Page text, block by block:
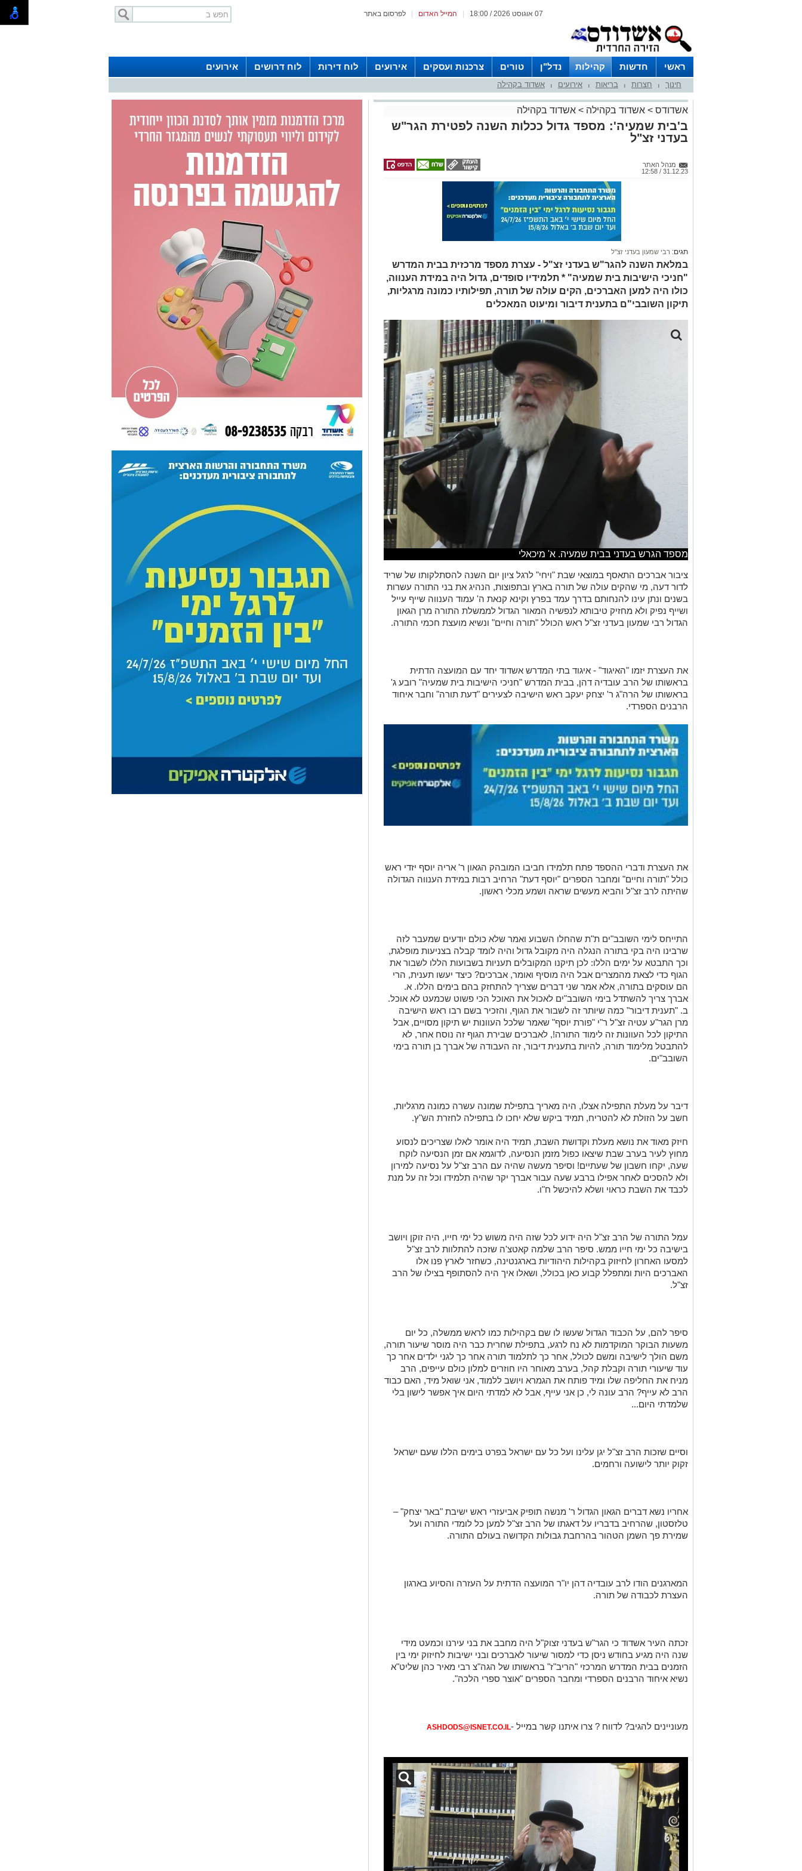
לפרסום באתר המייל האדום 07 אוגוסט 2026 / 18:00
ראשי חדשות קהילות נדל"ן טורים צרכנות ועסקים אירועים לוח דירות לוח דרושים אירועים
חינוך חצרות בריאות אירועים אשדוד בקהילה
אשדודס > אשדוד בקהילה > אשדוד בקהילה
ב'בית שמעיה': מספד גדול ככלות השנה לפטירת הגר"ש
בעדני זצ"ל
מנהל האתר
31.12.23 / 12:58
תגים: רבי שמעון בעדני זצ"ל
במלאת השנה להגר"ש בעדני זצ"ל - עצרת מספד מרכזית בבית המדרש
"חניכי הישיבות בית שמעיה" * תלמידיו סופדים, גדול היה במידת הענווה,
כולו היה למען האברכים, הקים עולה של תורה, תפילותיו כמונה מרגליות,
תיקון השובבי"ם בתענית דיבור ומיעוט המאכלים
מספד הגרש בעדני בבית שמעיה. א' מיכאלי
ציבור אברכים התאסף במוצאי שבת "ויחי" לרגל ציון יום השנה להסתלקותו של שריד
לדור דעה, מי שהקים עולה של תורה בארץ ובתפוצות, הנהיג את בני התורה עשרות
בשנים ונתן עינו להנחותם בדרך עמד בפרץ וקינא קנאת ה' עמוד הענווה שייף עייל
ושייף נפיק ולא מחזיק טיבותא לנפשיה המאור הגדול לממשלת התורה מרן הגאון
הגדול רבי שמעון בעדני זצ"ל ראש הכולל "תורה וחיים" ונשיא מועצת חכמי התורה.
את העצרת יזמו "האיגוד" - איגוד בתי המדרש אשדוד יחד עם המועצה הדתית
בראשותו של הרב עובדיה דהן, בבית המדרש "חניכי הישיבות בית שמעיה" רובע ג'
בראשותו של הרה"ג ר' יצחק יעקב ראש הישיבה לצעירים "דעת תורה" וחבר איחוד
הרבנים הספרדי.
את העצרת ודברי ההספד פתח תלמידו חביבו המובהק הגאון ר' אריה יוסף יזדי ראש
כולל "תורה וחיים" ומחבר הספרים "יוסף דעת" הרחיב רבות במידת הענווה הגדולה
שהיתה לרב זצ"ל והביא מעשים שראה ושמע מכלי ראשון.
התייחס לימי השובב"ים ת"ת שהחלו השבוע ואמר שלא כולם יודעים שמעבר לזה
שרבינו היה בקי בתורה הנגלה היה מקובל גדול והיה לומד קבלה בצניעות מופלגת,
וכך התבטא על ימים הללו: לכן תיקנו המקובלים תעניות בשבועות הללו לשבור את
הגוף כדי לצאת מהמצרים אבל היה מוסיף ואומר, אברכים? כיצד יעשו תענית, הרי
הם עוסקים בתורה, אלא אמר שני דברים שצריך להתחזק בהם בימים הללו. א.
אברך צריך להשתדל בימי השובב"ים לאכול את האוכל הכי פשוט שכמעט לא אוכל.
ב. "תענית דיבור" כמה שיותר זה לשבור את הגוף, והזכיר בשם רבו ראש הישיבה
מרן הגר"ע עטיה זצ"ל ר"י "פורת יוסף" שאמר שלכל העוונות יש תיקון מסויים, אבל
התיקון לכל העוונות זה לימוד התורה!, לאברכים שבירת הגוף זה נוסח אחר, לא
להתבטל מלימוד תורה, להיות בתענית דיבור, זה העבודה של אברך בן תורה בימי
השובב"ים.
דיבר על מעלת התפילה אצלו, היה מאריך בתפילת שמונה עשרה כמונה מרגליות,
חשב על הזולת לא להטריח, תמיד ביקש שלא יחכו לו בתפילה לחזרת הש"ץ.
חיזק מאוד את נושא מעלת וקדושת השבת, תמיד היה אומר לאלו שצריכים לנסוע
מחוץ לעיר בערב שבת שיצאו כפול מזמן הנסיעה, לדוגמא אם זמן הנסיעה לוקח
שעה, יקחו חשבון של שעתיים! וסיפר מעשה שהיה עם הרב זצ"ל על נסיעה למירון
ולא להסכים לאחר אפילו ברבע שעה עבור אברך יקר שהיה תלמידו וכל זה על מנת
לכבד את השבת כראוי ושלא להיכשל ח"ו.
עמל התורה של הרב זצ"ל היה ידוע לכל שזה היה משוש כל ימי חייו, היה זוקן ויושב
בישיבה כל ימי חייו ממש. סיפר הרב שלמה קאטצ'ה שזכה להתלוות לרב זצ"ל
למסעו האחרון לחיזוק בקהילות היהודיות בארגנטינה, כשחזר לארץ פנו אלו
האברכים היות ומתפלל קבוע כאן בכולל, ושאלו איך היה להסתופף בצילו של הרב
זצ"ל.
סיפר להם, על הכבוד הגדול שעשו לו שם בקהילות כמו לראש ממשלה, כל יום
משעות הבוקר המוקדמות לא נח לרגע, בתפילת שחרית כבר היה מוסר שיעור תורה,
משם הולך לישיבה ומשם לכולל, אחר כך לתלמוד תורה אחר כך לגני ילדים אחר כך
עוד שיעורי תורה וקבלת קהל, בערב מאוחר היו חוזרים למלון כולם עייפים, הרב
מניח את החליפה שלו ומיד פותח את הגמרא ויושב ללמוד, אני שואל מיד, האם כבוד
הרב לא עייף? הרב עונה לי, כן אני עייף, אבל לא למדתי היום איך אפשר לישון בלי
שלמדתי היום...
וסיים שזכות הרב זצ"ל יגן עלינו ועל כל עם ישראל בפרט בימים הללו שעם ישראל
זקוק יותר לישועה ורחמים.
אחריו נשא דברים הגאון הגדול ר' מנשה תופיק אביעזרי ראש ישיבת "באר יצחק" –
טלזסטון, שהרחיב בדבריו על דאגתו של הרב זצ"ל למען כל לומדי התורה ועל
שמירת פך השמן הטהור בהרחבת גבולות הקדושה בעולם התורה.
המארגנים הודו לרב עובדיה דהן יו"ר המועצה הדתית על העזרה והסיוע בארגון
העצרת לכבודה של תורה.
זכתה העיר אשדוד כי הגר"ש בעדני זצוק"ל היה מחבב את בני עירנו וכמעט מידי
שנה היה מגיע בחודש ניסן כדי למסור שיעור לאברכים ובני ישיבות לחיזוק ימי בין
הזמנים בבית המדרש המרכזי "הריב"ז" בראשותו של הגה"צ רבי מאיר כהן שליט"א
נשיא איחוד הרבנים הספרדי ומחבר הספרים "אוצר ספרי הלכה".
מעוניינים להגיב? לדווח ? צרו איתנו קשר במייל -ASHDODS@ISNET.CO.IL